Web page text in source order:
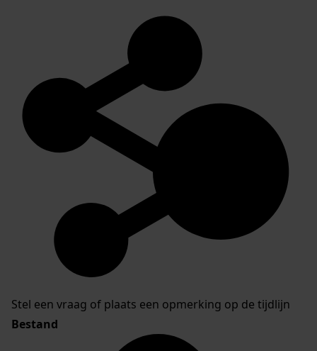
Stel een vraag of plaats een opmerking op de tijdlijn
Bestand